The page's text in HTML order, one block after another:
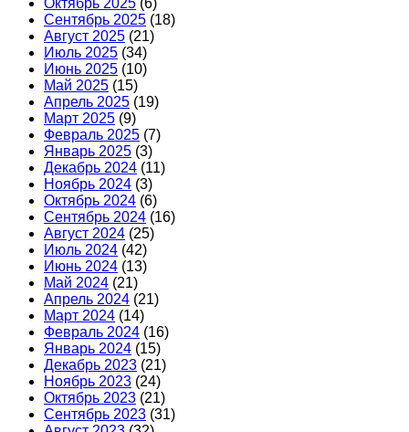
Октябрь 2025 (6)
Сентябрь 2025 (18)
Август 2025 (21)
Июль 2025 (34)
Июнь 2025 (10)
Май 2025 (15)
Апрель 2025 (19)
Март 2025 (9)
Февраль 2025 (7)
Январь 2025 (3)
Декабрь 2024 (11)
Ноябрь 2024 (3)
Октябрь 2024 (6)
Сентябрь 2024 (16)
Август 2024 (25)
Июль 2024 (42)
Июнь 2024 (13)
Май 2024 (21)
Апрель 2024 (21)
Март 2024 (14)
Февраль 2024 (16)
Январь 2024 (15)
Декабрь 2023 (21)
Ноябрь 2023 (24)
Октябрь 2023 (21)
Сентябрь 2023 (31)